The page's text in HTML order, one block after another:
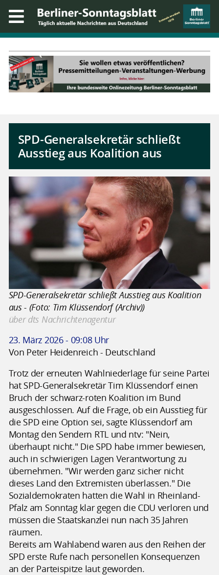
SPD-Generalsekretär schließt
Ausstieg aus Koalition aus
SPD-Generalsekretär schließt Ausstieg aus Koalition
aus - (Foto: Tim Klüssendorf (Archiv))
über dts Nachrichtenagentur
23. März 2026 - 09:08 Uhr
Von Peter Heidenreich - Deutschland
Trotz der erneuten Wahlniederlage für seine Partei
hat SPD-Generalsekretär Tim Klüssendorf einen
Bruch der schwarz-roten Koalition im Bund
ausgeschlossen. Auf die Frage, ob ein Ausstieg für
die SPD eine Option sei, sagte Klüssendorf am
Montag den Sendern RTL und ntv: "Nein,
überhaupt nicht." Die SPD habe immer bewiesen,
auch in schwierigen Lagen Verantwortung zu
übernehmen. "Wir werden ganz sicher nicht
dieses Land den Extremisten überlassen." Die
Sozialdemokraten hatten die Wahl in Rheinland-
Pfalz am Sonntag klar gegen die CDU verloren und
müssen die Staatskanzlei nun nach 35 Jahren
räumen.
Bereits am Wahlabend waren aus den Reihen der
SPD erste Rufe nach personellen Konsequenzen
an der Parteispitze laut geworden.